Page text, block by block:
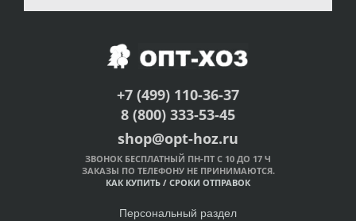
+7 (499) 110-36-37
8 (800) 333-53-45
shop@opt-hoz.ru
ЗВОНОК БЕСПЛАТНЫЙ ПН-ПТ С 10 ДО 17 Ч
ЗАКАЗЫ ПО ТЕЛЕФОНУ НЕ ПРИНИМАЮТСЯ.
КАК КУПИТЬ / СРОКИ ОТПРАВОК
Персональный раздел